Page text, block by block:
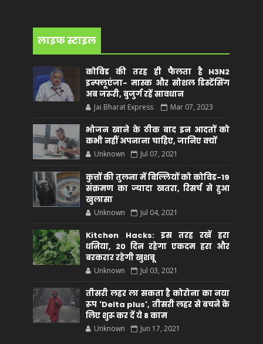
लाइफ स्टाइल
कोविड की तरह ही फैलता है H3N2
इन्फ्लूएंजा- मास्क और सोशल डिस्टेंसिंग
अब जरूरी, बुजुर्ग रहें सावधान
Jai Bharat Express Mar 07, 2023
भोजन खाने के ठीक बाद इन आदतों को
कभी नहीं अपनाना चाहिए, जानिए क्यों
Unknown Jul 07, 2021
कुत्तों की तुलना में बिल्लियों को कोविड-19
संक्रमण का ज्यादा खतरा, रिसर्च से हुआ
खुलासा
Unknown Jul 04, 2021
Kitchen Hacks: इस तरह रखें हरा
धनिया, 20 दिन रहेगा एकदम हरा और
बरकरार रहेगी खुशबू
Unknown Jul 03, 2021
तीसरी लहर ला सकता है कोरोना का नया
रूप 'Delta plus', तीसरी लहर से बचने के
लिए शुरू कर दें ये 8 काम
Unknown Jun 17, 2021